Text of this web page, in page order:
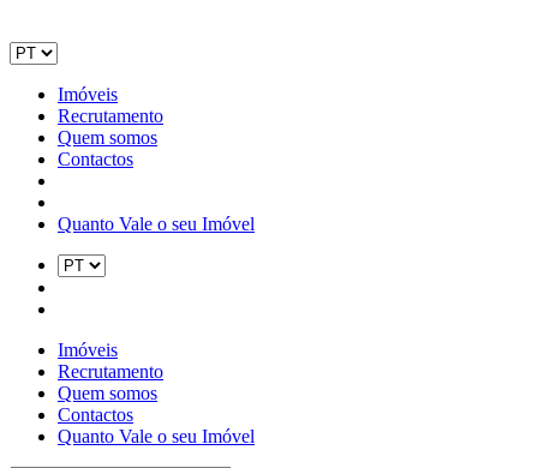
Imóveis
Recrutamento
Quem somos
Contactos
Quanto Vale o seu Imóvel
Imóveis
Recrutamento
Quem somos
Contactos
Quanto Vale o seu Imóvel